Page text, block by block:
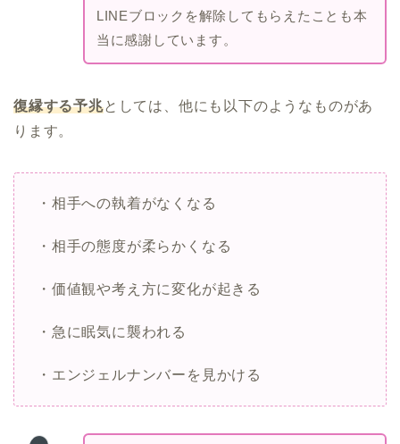
LINEブロックを解除してもらえたことも本
当に感謝しています。
復縁する予兆としては、他にも以下のようなものがあ
ります。
・相手への執着がなくなる
・相手の態度が柔らかくなる
・価値観や考え方に変化が起きる
・急に眠気に襲われる
・エンジェルナンバーを見かける